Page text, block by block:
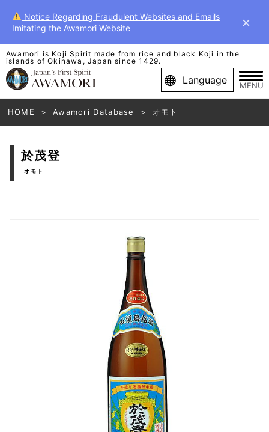
Notice Regarding Fraudulent Websites and Emails
Imitating the Awamori Website
×
Awamori is Koji Spirit made from rice and black Koji in the
islands of Okinawa, Japan since 1429.
Language MENU
HOME Awamori Database オモト
於茂登
オモト